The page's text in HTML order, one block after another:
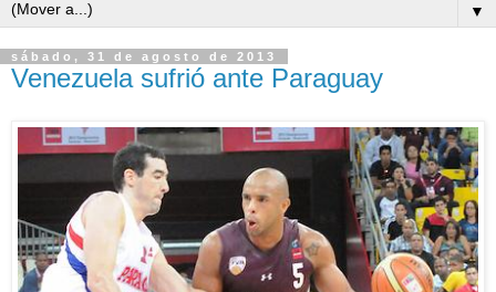
▼
sábado, 31 de agosto de 2013
Venezuela sufrió ante Paraguay